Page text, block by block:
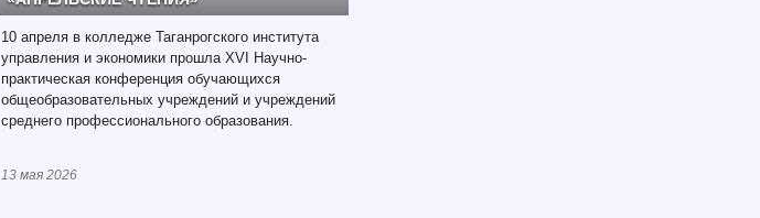
10 апреля в колледже Таганрогского института
управления и экономики прошла XVI Научно-
практическая конференция обучающихся
общеобразовательных учреждений и учреждений
среднего профессионального образования.
13 мая 2026